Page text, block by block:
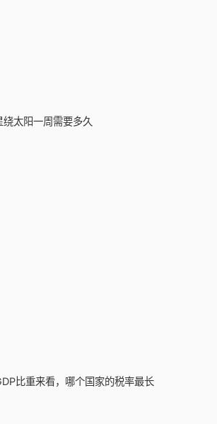
绕太阳一周需要多久
比重来看，哪个国家的税率最长